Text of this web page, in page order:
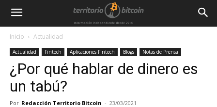
Inicio Actualidad
Actualidad Fintech Aplicaciones Fintech Blogs Notas de Prensa
¿Por qué hablar de dinero es
un tabú?
Por Redacción Territorio Bitcoin - 23/03/2021